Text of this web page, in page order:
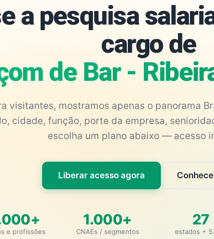
a pesquisa
cargo de
de Bar -
visitantes, mostramos apenas o panorama
cidade, função, porte da empresa,
escolha um plano abaixo — acesso
Liberar acesso agora
e profissões
1.000+
CNAEs / segmentos
27
estados +